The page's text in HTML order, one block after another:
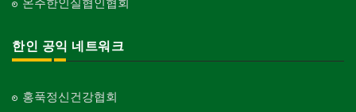
한인 공익 네트워크
홍푹정신건강협회